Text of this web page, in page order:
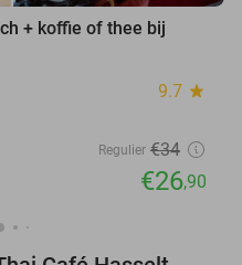
+ koffie of thee bij
9.7 star
Regulier €34
€26,90